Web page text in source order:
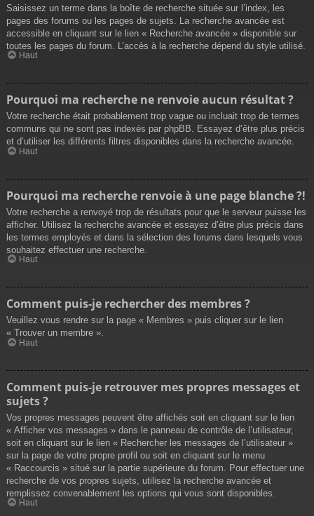
Saisissez un terme dans la boîte de recherche située sur l’index, les
pages des forums ou les pages de sujets. La recherche avancée est
accessible en cliquant sur le lien « Recherche avancée » disponible sur
toutes les pages du forum. L’accès à la recherche dépend du style utilisé.
Haut
Pourquoi ma recherche ne renvoie aucun résultat ?
Votre recherche était probablement trop vague ou incluait trop de termes
communs qui ne sont pas indexés par phpBB. Essayez d’être plus précis
et d’utiliser les différents filtres disponibles dans la recherche avancée.
Haut
Pourquoi ma recherche renvoie à une page blanche ?!
Votre recherche a renvoyé trop de résultats pour que le serveur puisse les
afficher. Utilisez la recherche avancée et essayez d’être plus précis dans
les termes employés et dans la sélection des forums dans lesquels vous
souhaitez effectuer une recherche.
Haut
Comment puis-je rechercher des membres ?
Veuillez vous rendre sur la page « Membres » puis cliquer sur le lien
« Trouver un membre ».
Haut
Comment puis-je retrouver mes propres messages et
sujets ?
Vos propres messages peuvent être affichés soit en cliquant sur le lien
« Afficher vos messages » dans le panneau de contrôle de l’utilisateur,
soit en cliquant sur le lien « Rechercher les messages de l’utilisateur »
sur la page de votre propre profil ou soit en cliquant sur le menu
« Raccourcis » situé sur la partie supérieure du forum. Pour effectuer une
recherche de vos propres sujets, utilisez la recherche avancée et
remplissez convenablement les options qui vous sont disponibles.
Haut